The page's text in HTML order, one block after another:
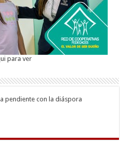
para ver
pendiente con la diáspora